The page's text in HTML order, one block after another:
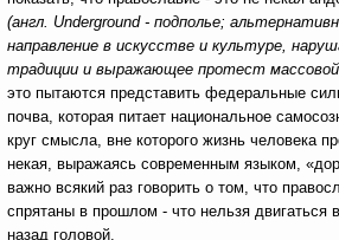
(англ. Underground - подполье;
направление в искусстве и культуре,
традиции и выражающее протест массовой
это пытаются представить федеральные
почва, которая питает национальное
круг смысла, вне которого жизнь человека
некая, выражаясь современным языком,
важно всякий раз говорить о том, что
спрятаны в прошлом - что нельзя двигаться
назад головой.